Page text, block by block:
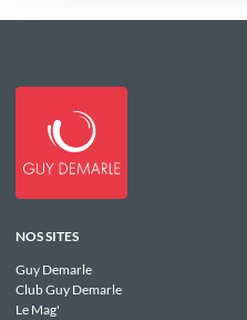
NOS SITES
Guy Demarle
Club Guy Demarle
Le Mag'